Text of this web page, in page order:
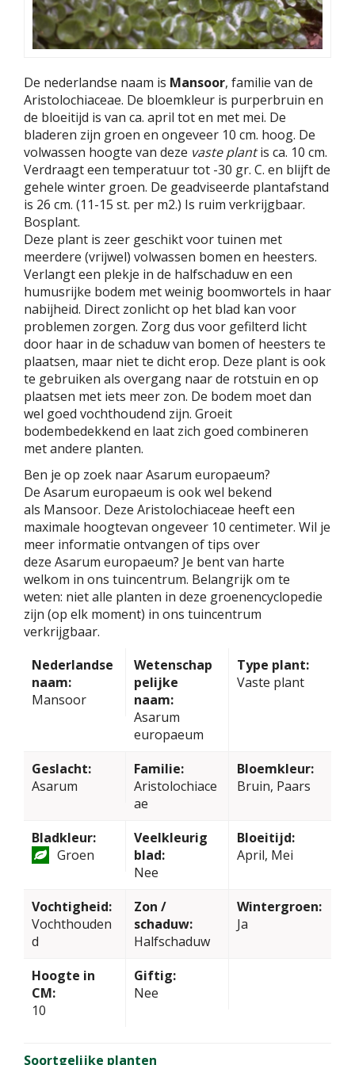
De nederlandse naam is Mansoor, familie van de
Aristolochiaceae. De bloemkleur is purperbruin en
de bloeitijd is van ca. april tot en met mei. De
bladeren zijn groen en ongeveer 10 cm. hoog. De
volwassen hoogte van deze vaste plantis ca. 10 cm.
Verdraagt een temperatuur tot -30 gr. C. en blijft de
gehele winter groen. De geadviseerde plantafstand
is 26 cm. (11-15 st. per m2.) Is ruim verkrijgbaar.
Bosplant.
Deze plant is zeer geschikt voor tuinen met
meerdere (vrijwel) volwassen bomen en heesters.
Verlangt een plekje in de halfschaduw en een
humusrijke bodem met weinig boomwortels in haar
nabijheid. Direct zonlicht op het blad kan voor
problemen zorgen. Zorg dus voor gefilterd licht
door haar in de schaduw van bomen of heesters te
plaatsen, maar niet te dicht erop. Deze plant is ook
te gebruiken als overgang naar de rotstuin en op
plaatsen met iets meer zon. De bodem moet dan
wel goed vochthoudend zijn. Groeit
bodembedekkend en laat zich goed combineren
met andere planten.
Ben je op zoek naar Asarum europaeum?
De Asarum europaeum is ook wel bekend
als Mansoor. Deze Aristolochiaceae heeft een
maximale hoogtevan ongeveer 10 centimeter. Wil je
meer informatie ontvangen of tips over
deze Asarum europaeum? Je bent van harte
welkom in ons tuincentrum. Belangrijk om te
weten: niet alle planten in deze groenencyclopedie
zijn (op elk moment) in ons tuincentrum
verkrijgbaar.
Nederlandse
naam:
Mansoor
Wetenschap
pelijke
naam:
Asarum
europaeum
Type plant:
Vaste plant
Geslacht:
Asarum
Familie:
Aristolochiace
ae
Bloemkleur:
Bruin, Paars
Bladkleur:
Groen
Veelkleurig
blad:
Nee
Bloeitijd:
April, Mei
Vochtigheid:
Vochthouden
d
Zon /
schaduw:
Halfschaduw
Wintergroen:
Ja
Hoogte in
CM:
10
Giftig:
Nee
Soortgelijke planten